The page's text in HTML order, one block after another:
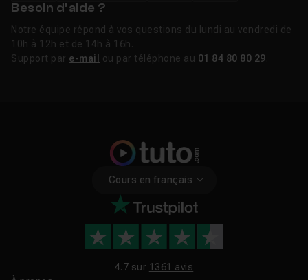
Besoin d’aide ?
Notre équipe répond à vos questions du lundi au vendredi de
10h à 12h et de 14h à 16h.
Support par e-mail ou par téléphone au 01 84 80 80 29
Cours en français
4.7 sur 1361 avis